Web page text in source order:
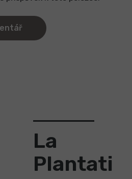
La
Plantati